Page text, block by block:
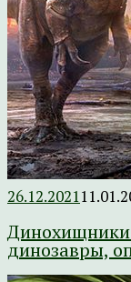
26.12.2021
динозавры,